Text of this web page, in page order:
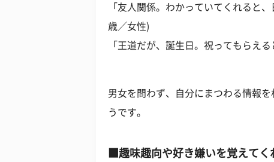
「友人関係。わかっていてくれると
歳／女性)
「王道だが、誕生日。祝ってもらえ
男女を問わず、自分にまつわる情報
うです。
■趣味趣向や好き嫌いを覚えてく